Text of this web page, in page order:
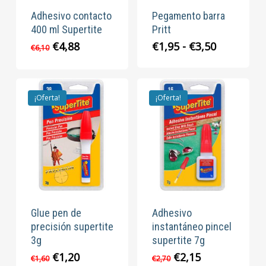
Adhesivo contacto
400 ml Supertite
€6,10 El
era:
€6,10.
€4,88El
es:
€4,88.
Pegamento barra
Pritt
€1,95 - €3,50Rango
desde
hasta
€3,50
¡Oferta!
Glue pen de
precisión supertite
3g
€1,60 El
€1,20El
¡Oferta!
Adhesivo
instantáneo pincel
supertite 7g
€2,70 El
€2,15El